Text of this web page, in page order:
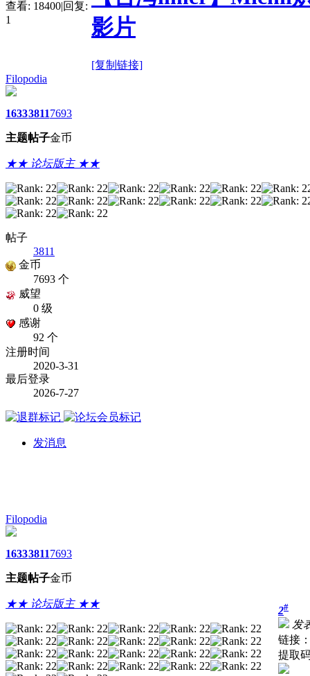
查看: 18400|回复:
1
影片
[复制链接]
Filopodia
1633
主题
3811
帖子
7693
金币
★★ 论坛版主 ★★
帖子
3811
金币
7693 个
威望
0 级
感谢
92 个
注册时间
2020-3-31
最后登录
2026-7-27
发消息
Filopodia
1633
主题
3811
帖子
7693
金币
★★ 论坛版主 ★★
2#
发
链接
提取